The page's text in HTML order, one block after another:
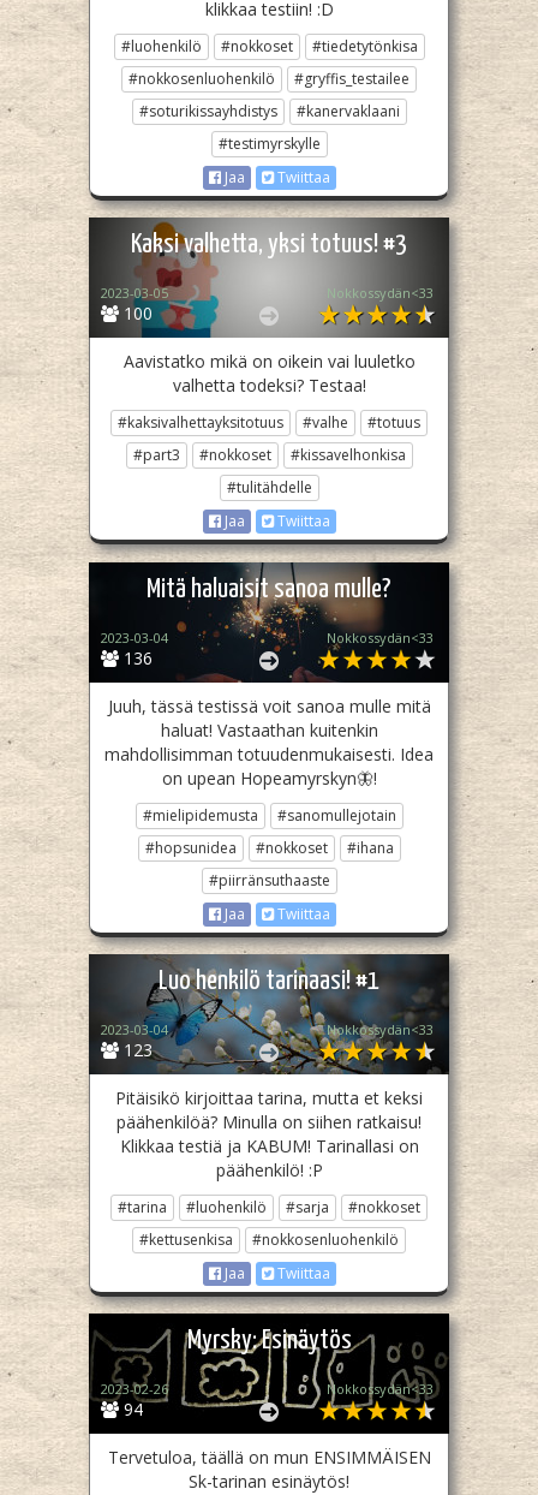
klikkaa testiin! :D
#luohenkilö #nokkoset
#tiedetytönkisa
#nokkosenluohenkilö
#gryffis_testailee
#soturikissayhdistys
#kanervaklaani
#testimyrskylle
Jaa
Twiittaa
Kaksi valhetta, yksi totuus! #3
100
2023-03-05 Nokkossydän<33
Aavistatko mikä on oikein vai luuletko
valhetta todeksi? Testaa!
#kaksivalhettayksitotuus #valhe
#totuus
#part3
#nokkoset
#kissavelhonkisa
#tulitähdelle
Jaa
Twiittaa
Mitä haluaisit sanoa mulle?
136
2023-03-04 Nokkossydän<33
Juuh, tässä testissä voit sanoa mulle mitä
haluat! Vastaathan kuitenkin
mahdollisimman totuudenmukaisesti. Idea
on upean Hopeamyrskyn🦋!
#mielipidemusta
#sanomullejotain
#hopsunidea
#nokkoset
#ihana
#piirränsuthaaste
Jaa
Twiittaa
Luo henkilö tarinaasi! #1
123
2023-03-04 Nokkossydän<33
Pitäisikö kirjoittaa tarina, mutta et keksi
päähenkilöä? Minulla on siihen ratkaisu!
Klikkaa testiä ja KABUM! Tarinallasi on
päähenkilö! :P
#tarina #luohenkilö #sarja
#nokkoset
#kettusenkisa
#nokkosenluohenkilö
Jaa
Twiittaa
Myrsky: Esinäytös
94
2023-02-26 Nokkossydän<33
Tervetuloa, täällä on mun ENSIMMÄISEN
Sk-tarinan esinäytös!